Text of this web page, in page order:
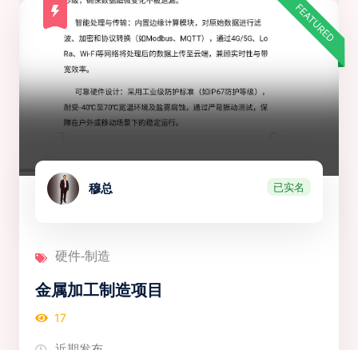
FEATURED
穆总 已实名
硬件-制造
金属加工制造项目
17